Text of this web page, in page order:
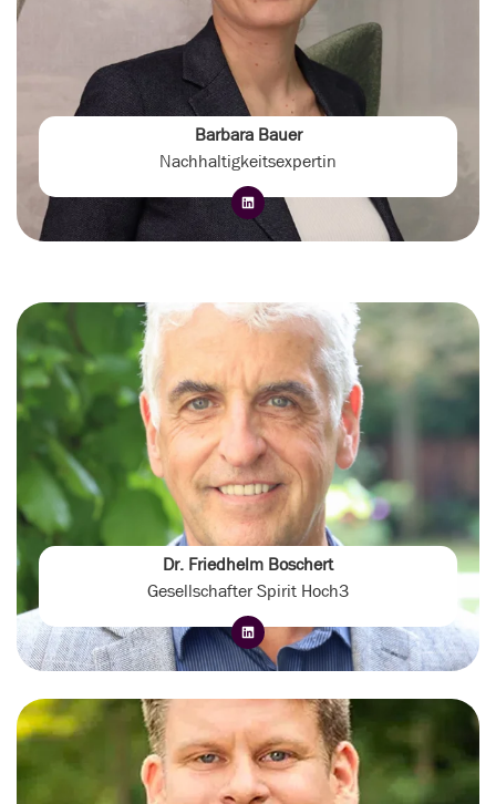
Barbara Bauer
Nachhaltigkeitsexpertin
Dr. Friedhelm Boschert
Gesellschafter Spirit Hoch3